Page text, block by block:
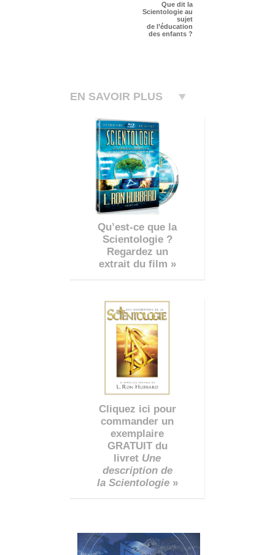
Que dit la
Scientologie au
sujet
de l’éducation
des enfants ?
EN SAVOIR PLUS
Qu’est-ce que la
Scientologie ?
Regardez un
extrait du film »
Cliquez ici pour
commander un
exemplaire
GRATUIT du
livret Une
description de
la Scientologie»